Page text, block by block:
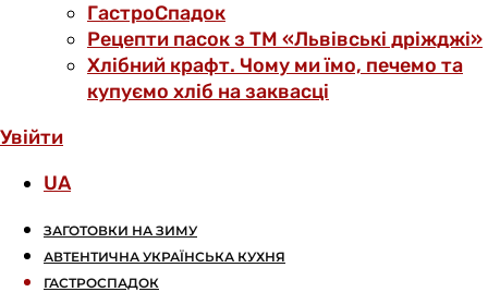
ГастроСпадок
Рецепти пасок з ТМ «Львівські дріжджі»
Хлібний крафт. Чому ми їмо, печемо та
купуємо хліб на заквасці
Увійти
UA
ЗАГОТОВКИ НА ЗИМУ
АВТЕНТИЧНА УКРАЇНСЬКА КУХНЯ
ГАСТРОСПАДОК